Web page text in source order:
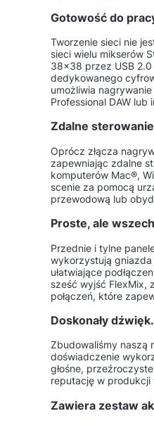
Gotowość do
Tworzenie sieci nie
sieci wielu mikserów
38×38 przez USB
dedykowanego
umożliwia
Professional DAW lub
Zdalne
Oprócz złącza
zapewniając zdalne
komputerów Mac®,
scenie za pomocą
przewodową lub
Proste, ale
Przednie i tylne
wykorzystują gniazda
ułatwiające
sześć wyjść FlexMix,
połączeń, które
Doskonały dźwięk.
Zbudowaliśmy naszą
doświadczenie
głośne,
reputację w produkcji
Zawiera zestaw